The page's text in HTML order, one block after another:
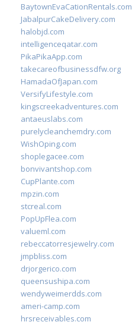
BaytownEvaCationRentals.com
JabalpurCakeDelivery.com
halobjd.com
intelligenceqatar.com
PikaPikaApp.com
takecareofbusinessdfw.org
HamadaOfJapan.com
VersifyLifestyle.com
kingscreekadventures.com
antaeuslabs.com
purelycleanchemdry.com
WishOping.com
shoplegacee.com
bonvivantshop.com
CupPlante.com
mpzin.com
stcreal.com
PopUpFlea.com
valueml.com
rebeccatorresjewelry.com
jmpbliss.com
drjorgerico.com
queensushipa.com
wendyweimerdds.com
ameri-camp.com
hrsreceivables.com